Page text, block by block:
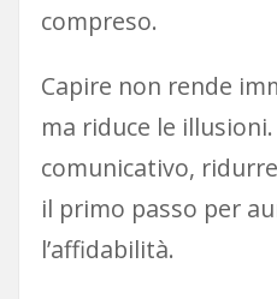
compreso.
Capire non rende
ma riduce le
comunicativo,
il primo passo per
l’affidabilità.